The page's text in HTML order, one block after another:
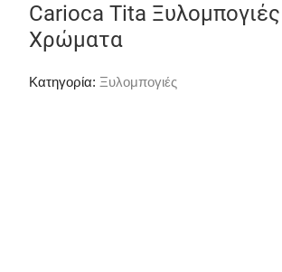
Carioca Tita
Χρώματα
Κατηγορία: Ξυλομπογιές